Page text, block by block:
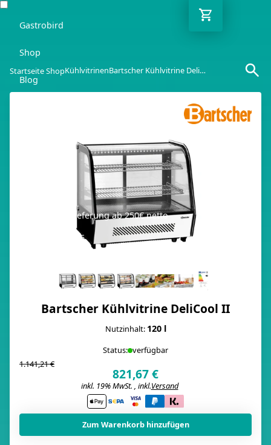
Gastrobird
Shop
Blog
Kostenlose Lieferung ab 250€ netto
03362 7000 656
Startseite ShopKühlvitrinen Bartscher Kühlvitrine DeliCool II
Bartscher Kühlvitrine DeliCool II
Nutzinhalt: 120 l
Status: verfügbar
1.141,21 €
821,67 €
inkl. 19% MwSt. , inkl.Versand
Zum Warenkorb hinzufügen